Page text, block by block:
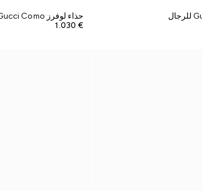
حذاء لوفرز Gucci Como للرجال
€ 1.030